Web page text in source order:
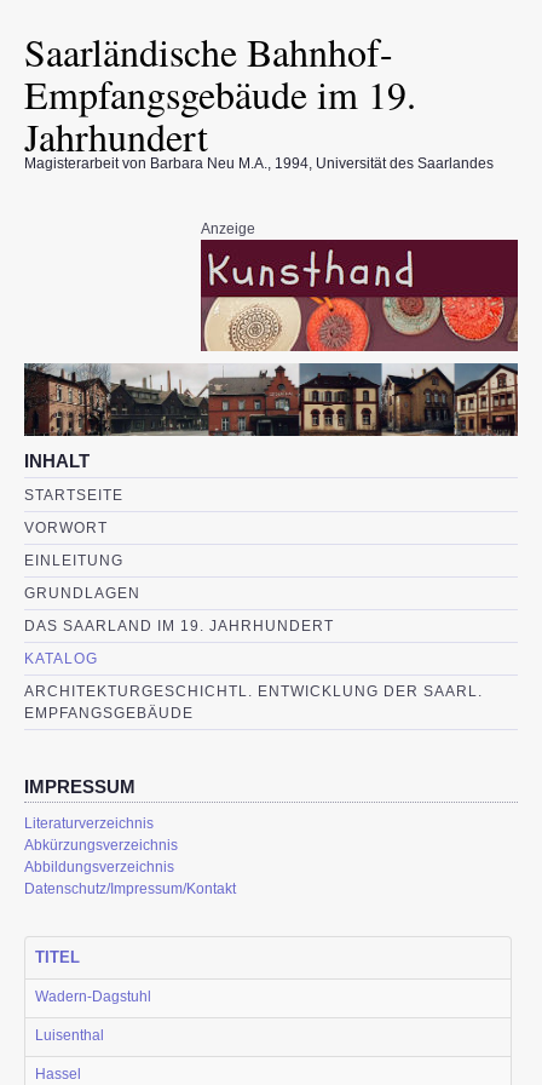
Saarländische Bahnhof-
Empfangsgebäude im 19.
Jahrhundert
Magisterarbeit von Barbara Neu M.A., 1994, Universität des Saarlandes
Anzeige
INHALT
STARTSEITE
VORWORT
EINLEITUNG
GRUNDLAGEN
DAS SAARLAND IM 19. JAHRHUNDERT
KATALOG
ARCHITEKTURGESCHICHTL. ENTWICKLUNG DER SAARL.
EMPFANGSGEBÄUDE
IMPRESSUM
Literaturverzeichnis
Abkürzungsverzeichnis
Abbildungsverzeichnis
Datenschutz/Impressum/Kontakt
TITEL
Wadern-Dagstuhl
Luisenthal
Hassel